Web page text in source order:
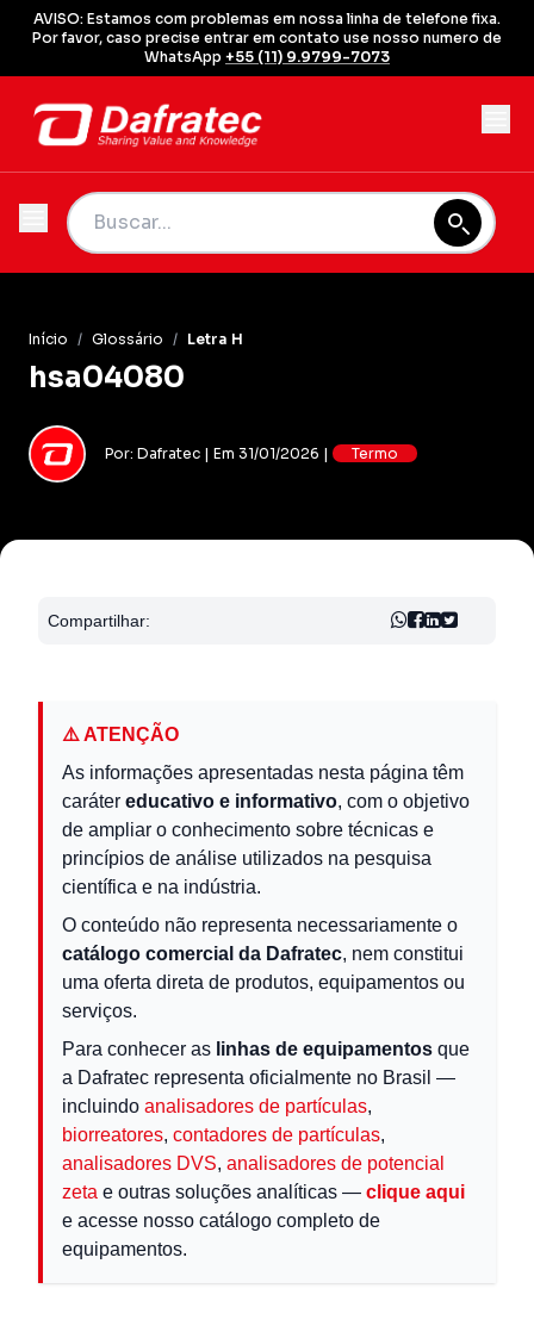
AVISO: Estamos com problemas em nossa linha de telefone fixa.
Por favor, caso precise entrar em contato use nosso numero de
WhatsApp +55 (11) 9.9799-7073
Início / Glossário / Letra H
hsa04080
Por: Dafratec | Em 31/01/2026 | Termo
Compartilhar:
⚠️ ATENÇÃO
As informações apresentadas nesta página têm
caráter educativo e informativo, com o objetivo
de ampliar o conhecimento sobre técnicas e
princípios de análise utilizados na pesquisa
científica e na indústria.
O conteúdo não representa necessariamente o
catálogo comercial da Dafratec, nem constitui
uma oferta direta de produtos, equipamentos ou
serviços.
Para conhecer as linhas de equipamentos que
a Dafratec representa oficialmente no Brasil —
incluindo analisadores de partículas,
biorreatores, contadores de partículas,
analisadores DVS, analisadores de potencial
zeta e outras soluções analíticas — clique aqui
e acesse nosso catálogo completo de
equipamentos.